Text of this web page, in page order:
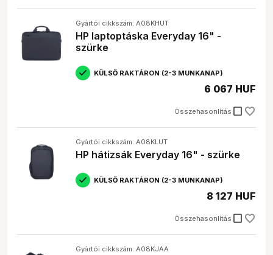
Gyártói cikkszám: A08KHUT
HP laptoptáska Everyday 16" -
szürke
KÜLSŐ RAKTÁRON (2-3 MUNKANAP)
Összehasonlítás check_box_outline_blank
6 067 HUF
Gyártói cikkszám: A08KLUT
HP hátizsák Everyday 16" - szürke
KÜLSŐ RAKTÁRON (2-3 MUNKANAP)
Összehasonlítás check_box_outline_blank
8 127 HUF
Gyártói cikkszám: A08KJAA